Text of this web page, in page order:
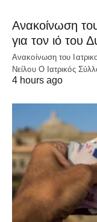
Ανακοίνωση
για τον ιό του
Ανακοίνωση του
Νείλου Ο Ιατρικός
4 hours ago